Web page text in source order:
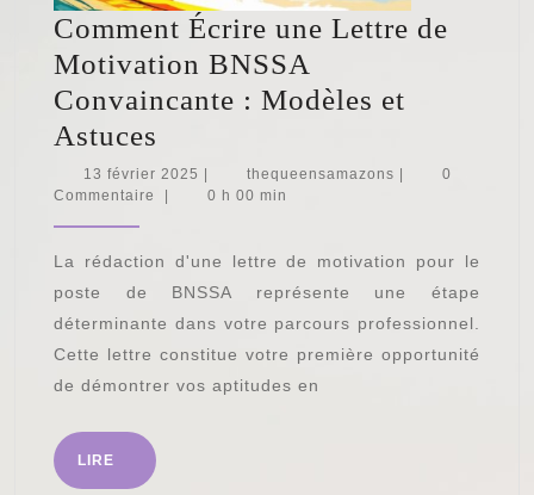
Comment Écrire une Lettre de
Motivation BNSSA
Convaincante : Modèles et
Astuces
Écrire
une
de
Motivation
BNSSA
Convaincante
13 février 2025 13
février
thequeensamazons
0
Commentaire
0 h 00 min
La rédaction d'une lettre de motivation pour le
poste de BNSSA représente une étape
déterminante dans votre parcours professionnel.
Cette lettre constitue votre première opportunité
de démontrer vos aptitudes en
LIRE LIRE